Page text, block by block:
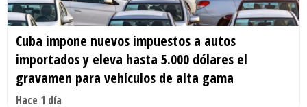
Cuba impone nuevos impuestos a autos
importados y eleva hasta 5.000 dólares el
gravamen para vehículos de alta gama
Hace 1 día